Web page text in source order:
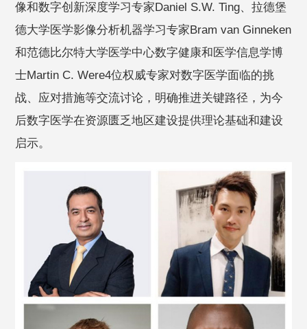
像和数字创新深度学习专家Daniel S.W. Ting、拉德堡
德大学医学影像分析机器学习专家Bram van Ginneken
和范德比尔特大学医学中心数字健康和医学信息学博
士Martin C. Were4位权威专家对数字医学面临的挑
战、应对措施等交流讨论，明确推进关键路径，为今
后数字医学在资源匮乏地区建设提供理论基础和建设
启示。